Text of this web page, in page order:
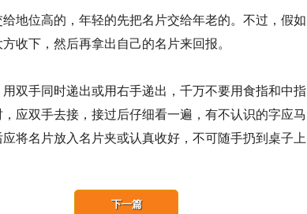
地位高的，年轻的先把名片交给年老的。不过，假如
收下，然后再拿出自己的名片来回报。
双手同时递出或用右手递出，千万不要用食指和中指
应双手去接，接过后仔细看一遍，有不认识的字应马
将名片放入名片夹或认真收好，不可随手扔到桌子上
下一篇